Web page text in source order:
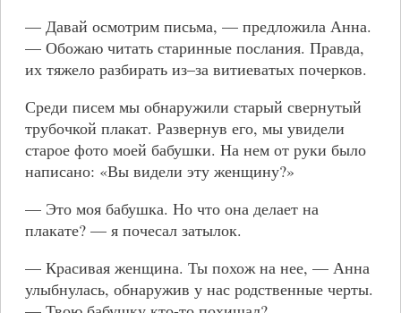
— Давай осмотрим письма, — предложила Анна.
— Обожаю читать старинные послания. Правда,
их тяжело разбирать из–за витиеватых почерков.
Среди писем мы обнаружили старый свернутый
трубочкой плакат. Развернув его, мы увидели
старое фото моей бабушки. На нем от руки было
написано: «Вы видели эту женщину?»
— Это моя бабушка. Но что она делает на
плакате? — я почесал затылок.
— Красивая женщина. Ты похож на нее, — Анна
улыбнулась, обнаружив у нас родственные черты.